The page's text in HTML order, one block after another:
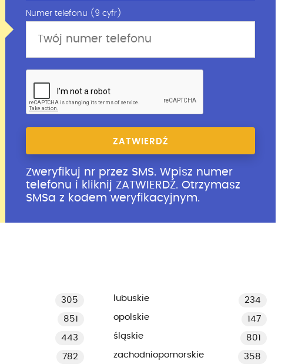
Numer telefonu (9 cyfr)
ZATWIERDŹ
Zweryfikuj nr przez SMS. Wpisz numer
telefonu i kliknij ZATWIERDŹ. Otrzymasz
SMSa z kodem weryfikacyjnym.
305 lubuskie
234
851 opolskie
147
443 śląskie
801
782 zachodniopomorskie 358